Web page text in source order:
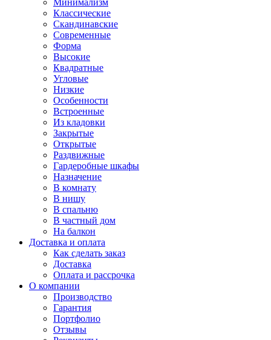
Минимализм
Классические
Скандинавские
Современные
Форма
Высокие
Квадратные
Угловые
Низкие
Особенности
Встроенные
Из кладовки
Закрытые
Открытые
Раздвижные
Гардеробные шкафы
Назначение
В комнату
В нишу
В спальню
В частный дом
На балкон
Доставка и оплата
Как сделать заказ
Доставка
Оплата и рассрочка
О компании
Производство
Гарантия
Портфолио
Отзывы